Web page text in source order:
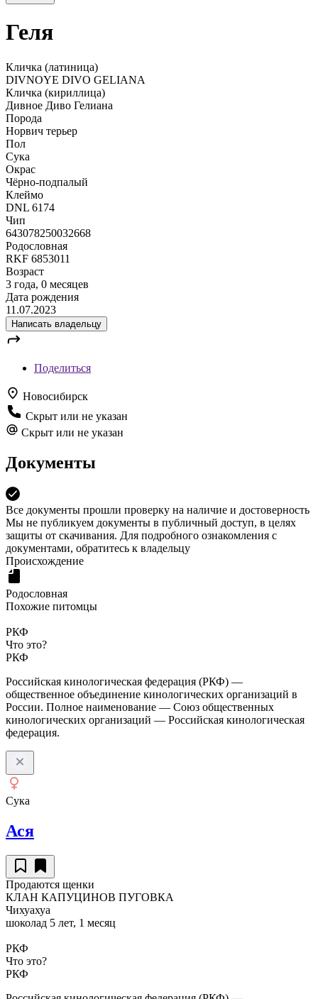
Геля
Кличка (латиница)
DIVNOYE DIVO GELIANA
Кличка (кириллица)
Дивное Диво Гелиана
Порода
Норвич терьер
Пол
Сука
Окрас
Чёрно-подпалый
Клеймо
DNL 6174
Чип
643078250032668
Родословная
RKF 6853011
Возраст
3 года, 0 месяцев
Дата рождения
11.07.2023
Написать владельцу
Поделиться
Новосибирск
Скрыт или не указан
Скрыт или не указан
Документы
Все документы прошли проверку на наличие и достоверность
Мы не публикуем документы в публичный доступ, в целях
защиты от скачивания. Для подробного ознакомления с
документами, обратитесь к владельцу
Происхождение
Родословная
Похожие питомцы
РКФ
Что это?
РКФ
Российская кинологическая федерация (РКФ) —
общественное объединение кинологических организаций в
России. Полное наименование — Союз общественных
кинологических организаций — Российская кинологическая
федерация.
Сука
Ася
Продаются щенки
КЛАН КАПУЦИНОВ ПУГОВКА
Чихуахуа
шоколад 5 лет, 1 месяц
РКФ
Что это?
РКФ